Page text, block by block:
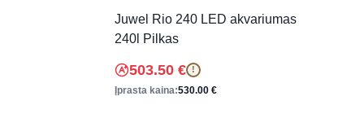
Juwel Rio 240 LED akvariumas
240l Pilkas
503.50 € !
Įprasta kaina:530.00 €